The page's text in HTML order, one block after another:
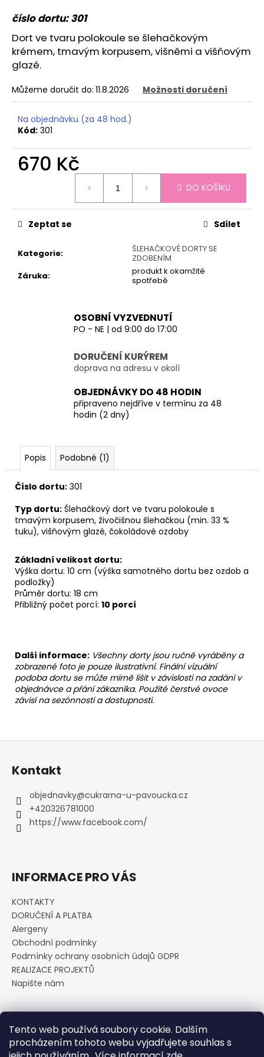
Tento web používá soubory cookie. Dalším
procházením tohoto webu vyjadřujete souhlas s
číslo dortu: 301
Dort ve tvaru polokoule se šlehačkovým
krémem, tmavým korpusem, višněmi a višňovým
glazé.
Můžeme doručit do: 11.8.2026 Možnosti doručení
Na objednávku (za 48 hod.)
Kód: 301
670 Kč
DO KOŠÍKU
Kategorie:
ŠLEHAČKOVÉ DORTY SE
ZDOBENÍM
Záruka:
produkt k okamžité
spotřebě
Zeptat se Sdílet
OSOBNÍ VYZVEDNUTÍ
PO - NE | od 9:00 do 17:00
DORUČENÍ KURÝREM
doprava na adresu v okolí
OBJEDNÁVKY DO 48 HODIN
připraveno nejdříve v termínu za 48
hodin (2 dny)
Popis Podobné (1)
Číslo dortu: 301
Typ dortu: Šlehačkový dort ve tvaru polokoule s
tmavým korpusem, živočišnou šlehačkou (min. 33 %
tuku), višňovým glazé, čokoládové ozdoby
Základní velikost dortu:
Výška dortu: 10 cm (výška samotného dortu bez ozdob a
podložky)
Průměr dortu: 18 cm
Přibližný počet porcí: 10 porcí
Další informace: Všechny dorty jsou ručně vyráběny a
zobrazené foto je pouze ilustrativní. Finální vizuální
podoba dortu se může mírně lišit v závislosti na zadání v
objednávce a přání zákazníka. Použité čerstvé ovoce
závisí na sezónnosti a dostupnosti.
a
j
í
t
?
p
o
u
u
Z
Kontakt
objednavky@cukrarna-u-pavoucka.cz
+420326781000
https://www.facebook.com/
INFORMACE PRO VÁS
KONTAKTY
DORUČENÍ A PLATBA
Alergeny
Obchodní podmínky
Podmínky ochrany osobních údajů GDPR
REALIZACE PROJEKTŮ
Napište nám
Přijímáme online platby